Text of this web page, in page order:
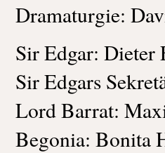
Dramaturgie:
Sir Edgar: Dieter
Sir Edgars
Lord Barrat:
Begonia: Bonita